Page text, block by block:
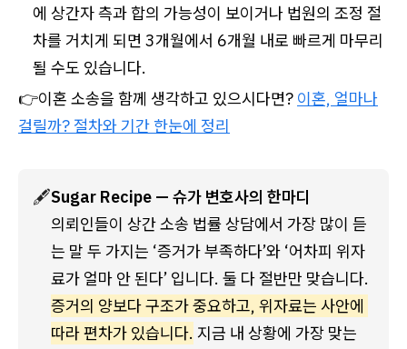
에 상간자 측과 합의 가능성이 보이거나 법원의 조정 절
차를 거치게 되면 3개월에서 6개월 내로 빠르게 마무리
될 수도 있습니다.
👉이혼 소송을 함께 생각하고 있으시다면? 이혼, 얼마나
걸릴까? 절차와 기간 한눈에 정리
🖋️Sugar Recipe — 슈가 변호사의 한마디
의뢰인들이 상간 소송 법률 상담에서 가장 많이 듣
는 말 두 가지는 ‘증거가 부족하다’와 ‘어차피 위자
증거의 양보다 구조가 중요하고, 위자료는 사안에
따라 편차가 있습니다. 지금 내 상황에 가장 맞는